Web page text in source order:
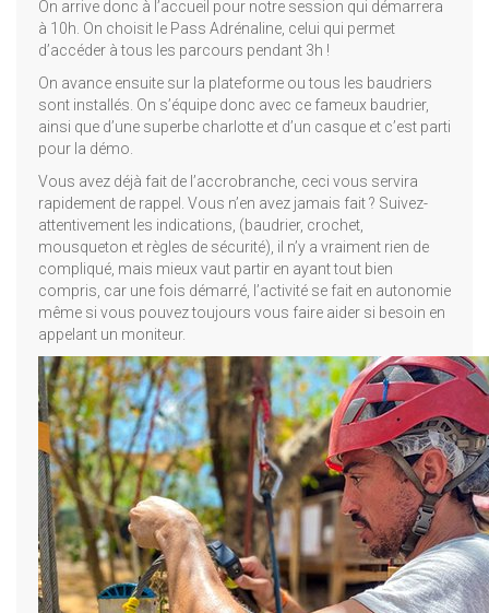
On arrive donc à l’accueil pour notre session qui démarrera
à 10h. On choisit le Pass Adrénaline, celui qui permet
d’accéder à tous les parcours pendant 3h !
On avance ensuite sur la plateforme ou tous les baudriers
sont installés. On s’équipe donc avec ce fameux baudrier,
ainsi que d’une superbe charlotte et d’un casque et c’est parti
pour la démo.
Vous avez déjà fait de l’accrobranche, ceci vous servira
rapidement de rappel. Vous n’en avez jamais fait ? Suivez-
attentivement les indications, (baudrier, crochet,
mousqueton et règles de sécurité), il n’y a vraiment rien de
compliqué, mais mieux vaut partir en ayant tout bien
compris, car une fois démarré, l’activité se fait en autonomie
même si vous pouvez toujours vous faire aider si besoin en
appelant un moniteur.